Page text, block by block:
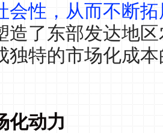
会性，从而不断
造了东部发达地
独特的市场化成
化动力